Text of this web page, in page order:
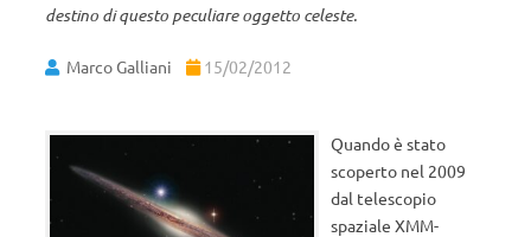
destino di questo peculiare oggetto celeste.
Marco Galliani 15/02/2012
Quando è stato
scoperto nel 2009
dal telescopio
spaziale XMM-